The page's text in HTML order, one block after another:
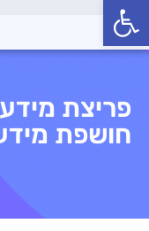
פתח סרגל
חושפת